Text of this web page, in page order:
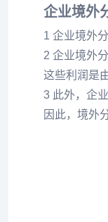
企业境外
1 企业境外
2 企业境外
这些利润是
3 此外，企
因此，境外